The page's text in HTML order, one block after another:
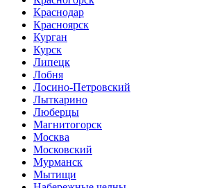
Краснодар
Красноярск
Курган
Курск
Липецк
Лобня
Лосино-Петровский
Лыткарино
Люберцы
Магнитогорск
Москва
Московский
Мурманск
Мытищи